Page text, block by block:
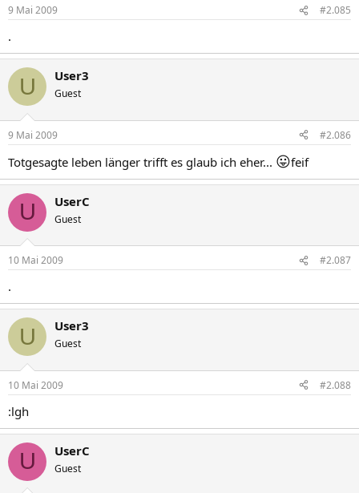
9 Mai 2009 #2.085
.
U User3
Guest
9 Mai 2009 #2.086
Totgesagte leben länger trifft es glaub ich eher... 😛feif
U UserC
Guest
10 Mai 2009 #2.087
.
U User3
Guest
10 Mai 2009 #2.088
:lgh
U UserC
Guest